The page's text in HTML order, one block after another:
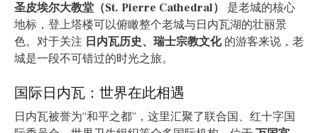
圣皮埃尔大教堂（St. Pierre Cathedral）
是老城的核心
地标，登上塔楼可以俯瞰整个老城与日内瓦湖的壮丽景
色。对于关注 日内瓦历史、瑞士宗教文化的游客来说，老
城是一段不可错过的时光之旅。
国际日内瓦：世界在此相遇
日内瓦被誉为“和平之都”，这里汇聚了联合国、红十字国